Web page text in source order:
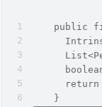
public
return
    }